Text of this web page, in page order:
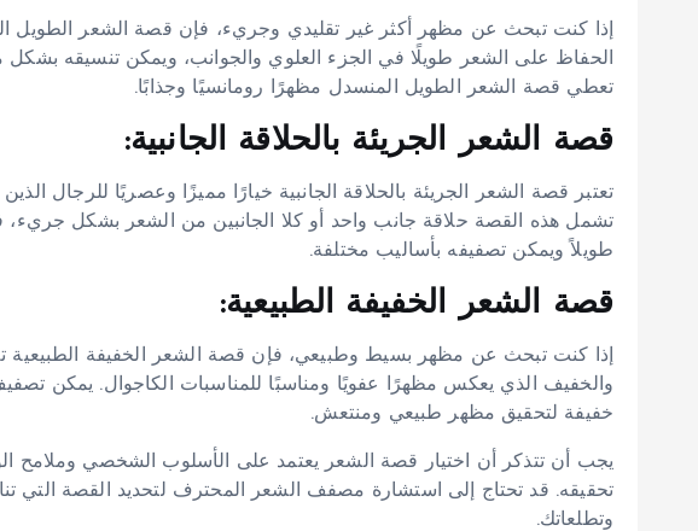
إذا كنت تبحث عن مظهر أكثر غير تقليدي وجريء، فإن قصة الشعر الطويل
الحفاظ على الشعر طويلًا في الجزء العلوي والجوانب، ويمكن تنسيقه
تعطي قصة الشعر الطويل المنسدل مظهرًا رومانسيًا وجذابًا.
قصة الشعر الجريئة بالحلاقة الجانبية:
تعتبر قصة الشعر الجريئة بالحلاقة الجانبية خيارًا مميزًا وعصريًا للرجال
تشمل هذه القصة حلاقة جانب واحد أو كلا الجانبين من الشعر بشكل
طويلاً ويمكن تصفيفه بأساليب مختلفة.
قصة الشعر الخفيفة الطبيعية:
إذا كنت تبحث عن مظهر بسيط وطبيعي، فإن قصة الشعر الخفيفة الطبيعية
والخفيف الذي يعكس مظهرًا عفويًا ومناسبًا للمناسبات الكاجوال. يمكن
خفيفة لتحقيق مظهر طبيعي ومنتعش.
يجب أن تتذكر أن اختيار قصة الشعر يعتمد على الأسلوب الشخصي وملامح
تحقيقه. قد تحتاج إلى استشارة مصفف الشعر المحترف لتحديد القصة
وتطلعاتك.